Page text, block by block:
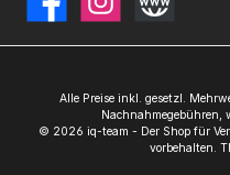
FacebookInstagramWebsite
Alle Preise inkl. gesetzl.
Nachnahmegebühren,
© 2026 iq-team - Der Shop für
vorbehalten.